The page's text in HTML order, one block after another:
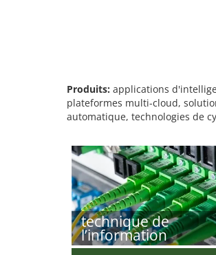
Produits: applications
plateformes multi-cloud,
automatique, technologies de
technique de
l’information